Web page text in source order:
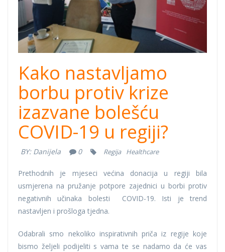
Kako nastavljamo
borbu protiv krize
izazvane bolešću
COVID-19 u regiji?
BY: Danijela 0 Regija Healthcare
Prethodnih je mjeseci većina donacija u regiji bila
usmjerena na pružanje potpore zajednici u borbi protiv
negativnih učinaka bolesti COVID-19. Isti je trend
nastavljen i prošloga tjedna.
Odabrali smo nekoliko inspirativnih priča iz regije koje
bismo željeli podijeliti s vama te se nadamo da će vas